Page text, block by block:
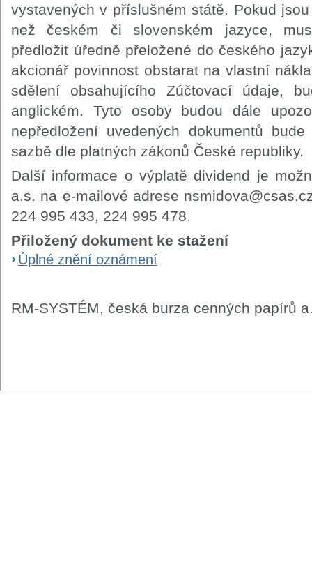
vystavených v příslušném státě. Pokud
než českém či slovenském jazyce,
předložit úředně přeložené do českého
akcionář povinnost obstarat na vlastní
sdělení obsahujícího Zúčtovací údaje,
anglickém. Tyto osoby budou dále
nepředložení uvedených dokumentů
sazbě dle platných zákonů České republiky.
Další informace o výplatě dividend je
a.s. na e-mailové adrese
224 995 433, 224 995 478.
Přiložený dokument ke stažení
Úplné znění oznámení
RM-SYSTÉM, česká burza cenných papírů